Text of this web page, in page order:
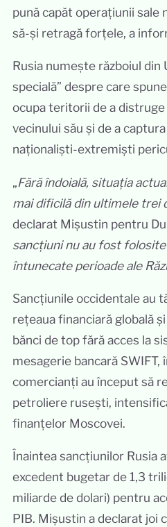
pună capăt operațiunii sale
să-și retragă forțele, a
Rusia numește războiul din
specială” despre care
ocupa teritorii de a
vecinului său și de a
naționaliști-extremiști
„Fără îndoială, situația
mai dificilă din ultimele trei
declarat Mișustin pentru
sancțiuni nu au fost
întunecate perioade ale
Sancțiunile occidentale au
rețeaua financiară globală
bănci de top fără acces la
mesagerie bancară SWIFT,
comercianți au început să
petroliere rusești,
finanțelor Moscovei.
Înaintea sancțiunilor Rusia
excedent bugetar de 1,3
miliarde de dolari) pentru
PIB. Mișustin a declarat joi